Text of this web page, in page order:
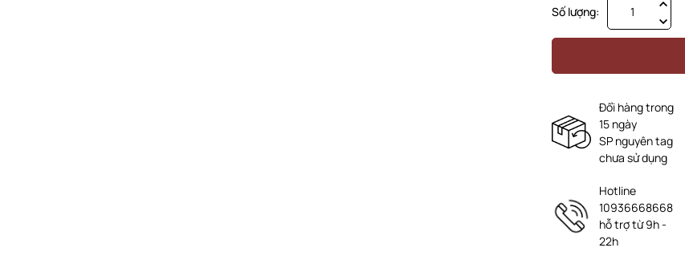
Số lượng:
Đổi hàng trong
15 ngày
SP nguyên tag
chưa sử dụng
Hotline
10936668668
hỗ trợ từ 9h -
22h